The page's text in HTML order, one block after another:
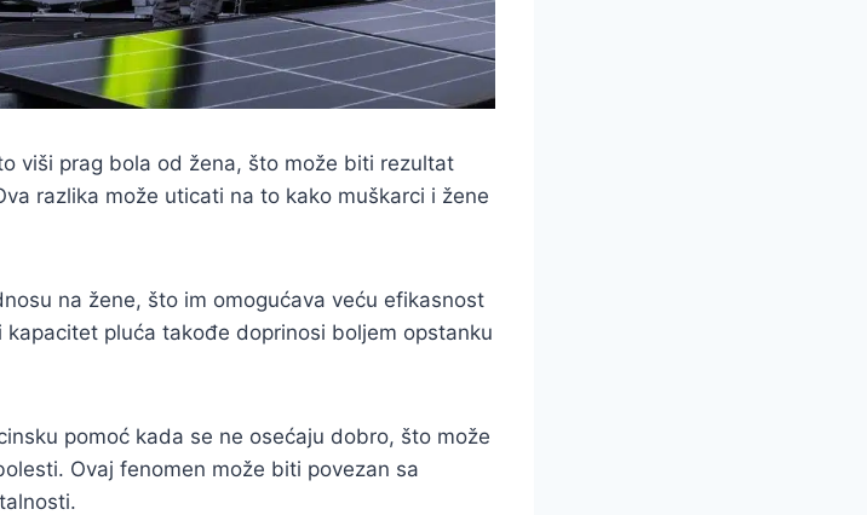
viši prag bola od žena, što može biti rezultat
razlika može uticati na to kako muškarci i žene
na žene, što im omogućava veću efikasnost
pluća takođe doprinosi boljem opstanku
pomoć kada se ne osećaju dobro, što može
Ovaj fenomen može biti povezan sa